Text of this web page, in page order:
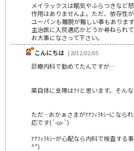
メイラックスは眠気やふらつきなど
作用はありませんよ。ただ、依存性が
ユーパンも離脱が難しい事もあります
主治医に入院適応かどうか尋ねられ
お大事になさって下さい。
こんにちは | 2012/02/05
診療内科で勤めてたんですが…
薬自体に支障はﾅｲと思います。そん
ただ…おかぁさまがｱﾅﾌｨﾗｷｼｰになら
応です(´-ω-`)
ｱﾅﾌｨﾗｷｼｰが心配なら内科で検査す
^*)